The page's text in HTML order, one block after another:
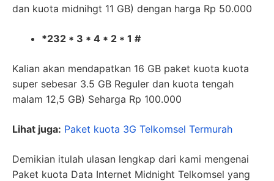
dan kuota midnihgt 11 GB) dengan harga Rp 50.000
*232 * 3 * 4 * 2 * 1 #
Kalian akan mendapatkan 16 GB paket kuota kuota
super sebesar 3.5 GB Reguler dan kuota tengah
malam 12,5 GB) Seharga Rp 100.000
Lihat juga: Paket kuota 3G Telkomsel Termurah
Demikian itulah ulasan lengkap dari kami mengenai
Paket kuota Data Internet Midnight Telkomsel yang